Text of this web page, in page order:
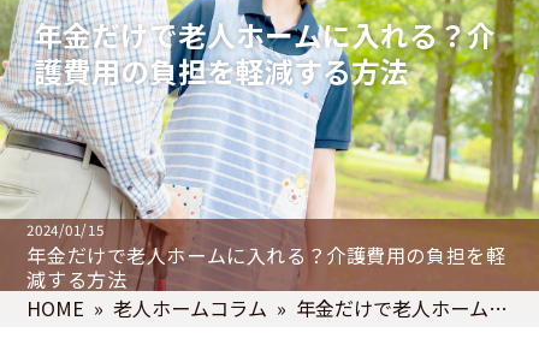
年金だけで老人ホームに入れる？介
護費用の負担を軽減する方法
2024/01/15
年金だけで老人ホームに入れる？介護費用の負担を軽
減する方法
HOME »老人ホームコラム » 年金だけで老人ホームに